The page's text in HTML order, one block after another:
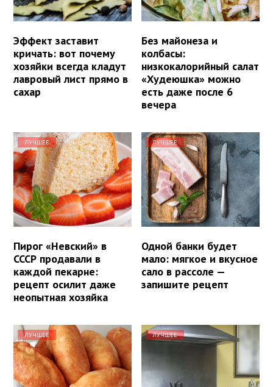
Эффект заставит
кричать: вот почему
хозяйки всегда кладут
лавровый лист прямо в
сахар
Без майонеза и
колбасы:
низкокалорийный салат
«Худеюшка» можно
есть даже после 6
вечера
ЛУЧШЕЕ
Пирог «Невский» в
СССР продавали в
каждой пекарне:
рецепт осилит даже
неопытная хозяйка
ЛУЧШЕЕ
Одной банки будет
мало: мягкое и вкусное
сало в рассоле —
запишите рецепт
ЛУЧШЕЕ ЛУЧШЕЕ